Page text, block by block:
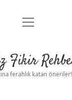
Anasayfa
Yasal Uyarı
menüyü
Fikir
ferahlık katan öneriler!